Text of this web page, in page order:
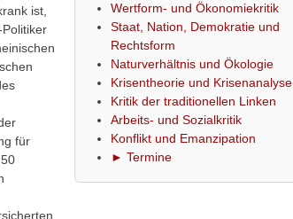
ist,
für
Wertform- und Ökonomiekritik
Staat, Nation, Demokratie und
Rechtsform
Naturverhältnis und Ökologie
Krisentheorie und Krisenanalyse
Kritik der traditionellen Linken
Arbeits- und Sozialkritik
Konflikt und Emanzipation
► Termine